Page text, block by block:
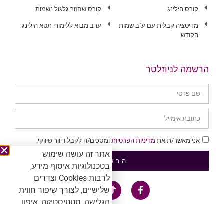
קורס הילינג
מדיטציה קבלית עם ע"ב שמות
הקודש
קורס שחזור גלגול נשמות
ערב מבוא ללימודי תטא הילינג
הרשמה לניוזלטר
אני מאשר/ת את מדיניות הפרטיות ומסכים/ה לקבל דיוור שיווקי.
הרשמה
אתר זה עושה שימוש
בטכנולוגיות איסוף מידע,
לרבות Cookies וצדדים
שלישיים, לצורך שיפור חווית
הגלישה, סטטיסטיקה, איפון